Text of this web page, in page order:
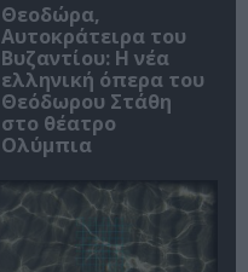
Θεοδώρα,
Αυτοκράτειρα του
Βυζαντίου: Η νέα
ελληνική όπερα του
Θεόδωρου Στάθη
στο θέατρο
Ολύμπια